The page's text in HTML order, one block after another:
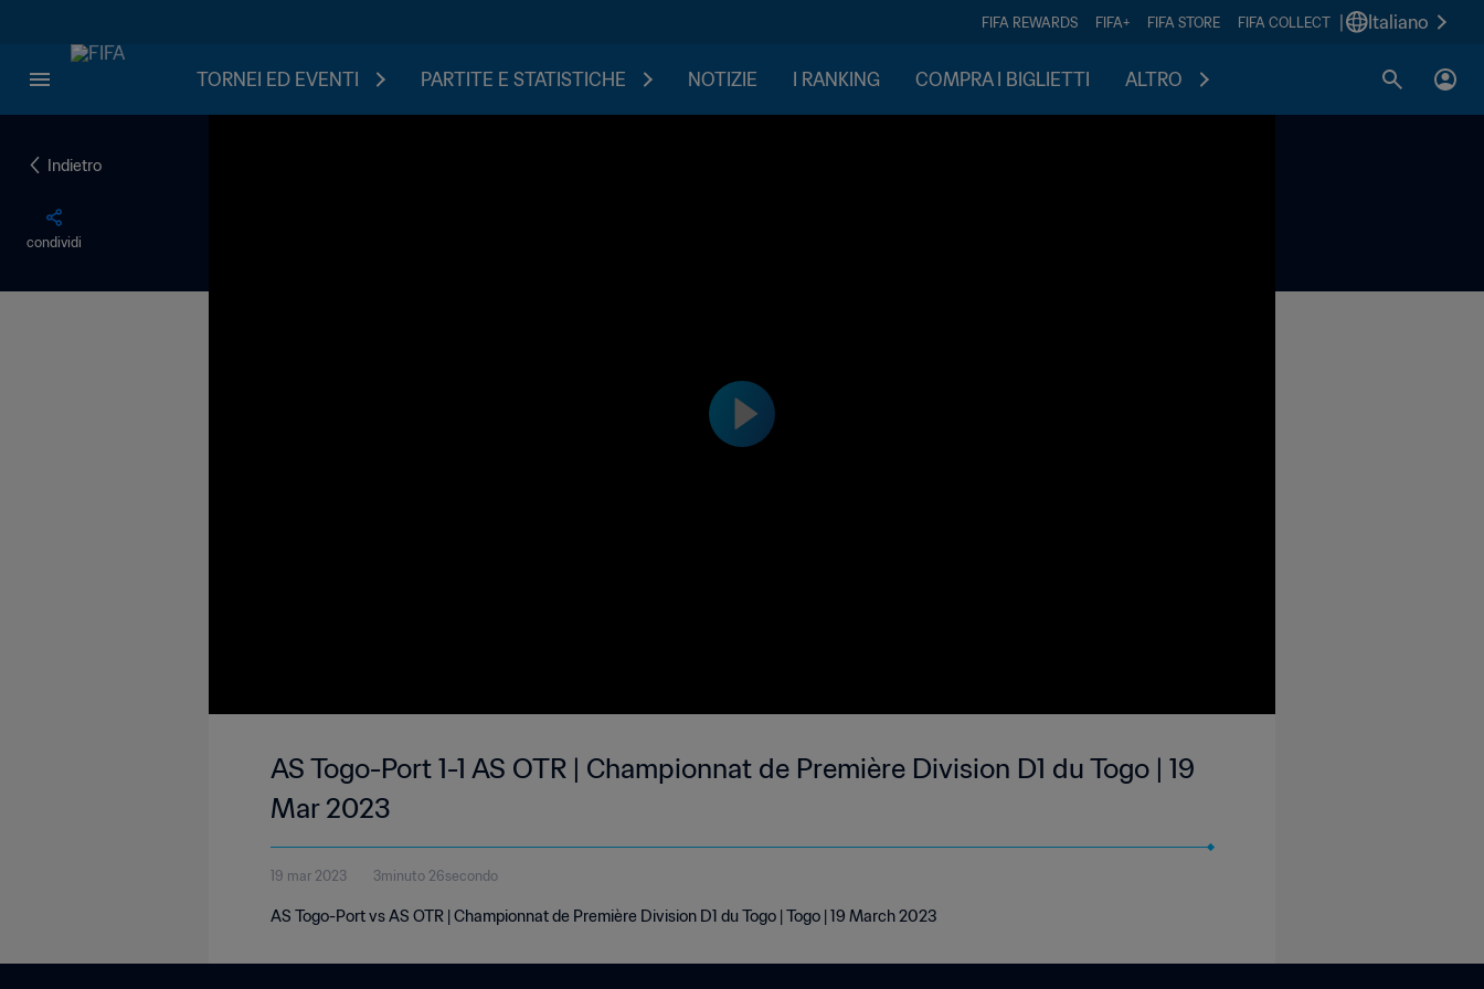
FIFA REWARDS FIFA+ FIFA STORE FIFA COLLECT Italiano
TORNEI ED EVENTI PARTITE E STATISTICHE NOTIZIE I RANKING COMPRA I BIGLIETTI ALTRO
Indietro
condividi
AS Togo-Port 1-1 AS OTR | Championnat de Première Division D1 du Togo | 19
Mar 2023
19 mar 2023 3minuto 26secondo
AS Togo-Port vs AS OTR | Championnat de Première Division D1 du Togo | Togo | 19 March 2023